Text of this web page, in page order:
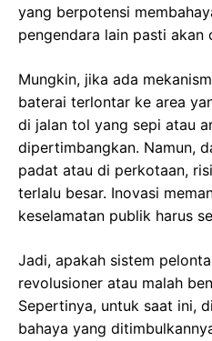
yang berpotensi
pengendara lain pasti akan
Mungkin, jika ada
baterai terlontar ke area
di jalan tol yang sepi atau
dipertimbangkan. Namun,
padat atau di perkotaan,
terlalu besar. Inovasi
keselamatan publik harus
Jadi, apakah sistem
revolusioner atau malah
Sepertinya, untuk saat ini,
bahaya yang